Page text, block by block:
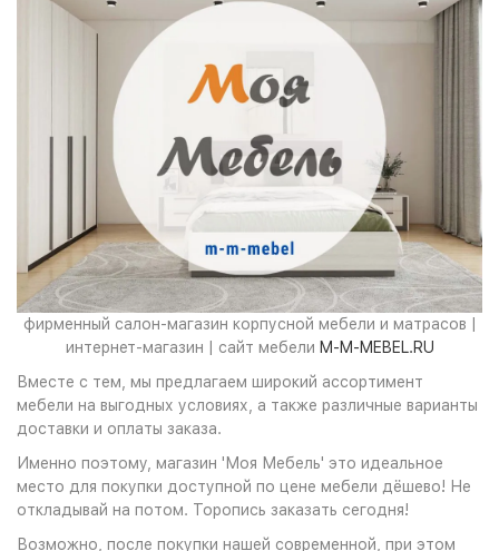
фирменный салон-магазин корпусной мебели и матрасов |
интернет-магазин | сайт мебели M-M-MEBEL.RU
Вместе с тем, мы предлагаем широкий ассортимент
мебели на выгодных условиях, а также различные варианты
доставки и оплаты заказа.
Именно поэтому, магазин 'Моя Мебель' это идеальное
место для покупки доступной по цене мебели дёшево! Не
откладывай на потом. Торопись заказать сегодня!
Возможно, после покупки нашей современной, при этом